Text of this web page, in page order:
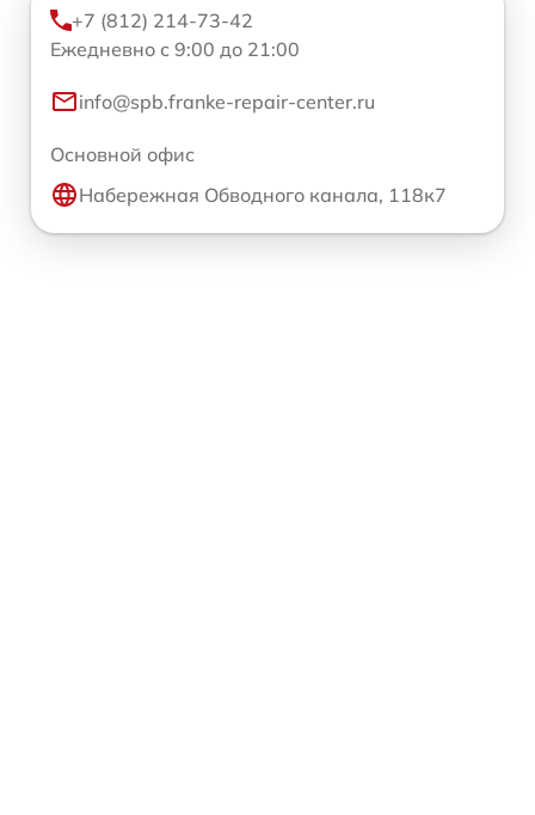
+7 (812) 214-73-42
Ежедневно с 9:00 до 21:00
info@spb.franke-repair-center.ru
Основной офис
Набережная Обводного канала, 118к7